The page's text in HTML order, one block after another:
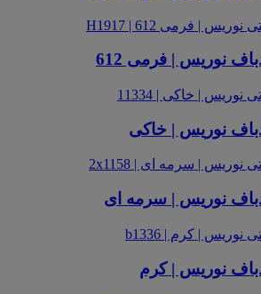
نوریس | فرمی 612
نوریس | خاکی
نوریس | سرمه ای
نوریس | کرم